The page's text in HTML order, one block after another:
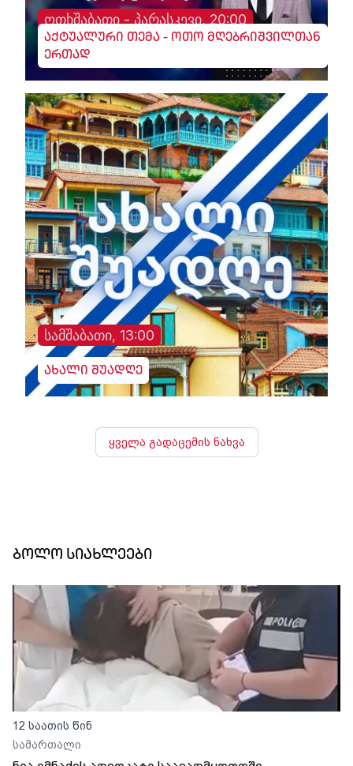
ოთხშაბათი - პარასკევი, 20:00
აქტუალური თემა - ოთო მღებრიშვილთან
ერთად
სამშაბათი, 13:00
ახალი შუადღე
ყველა გადაცემის ნახვა
ბოლო სიახლეები
12 საათის წინ
სამართალი